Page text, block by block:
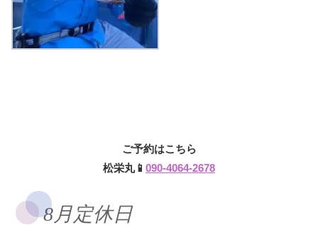
ご予約はこちら
松栄丸📱 090-4064-2678
8月定休日